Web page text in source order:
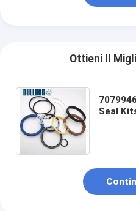
Ottieni Il
Seal